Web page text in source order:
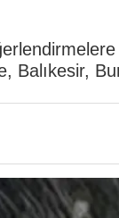
Balıkesir,